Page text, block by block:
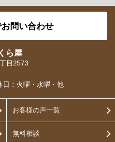
問い合わせ
ら屋
目2573
日：火曜・水曜・他
お客様の声一覧
無料相談